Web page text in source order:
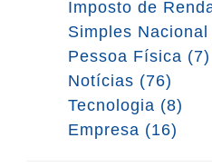
Imposto de
Simples Nacional
Pessoa Física (7)
Notícias (76)
Tecnologia (8)
Empresa (16)